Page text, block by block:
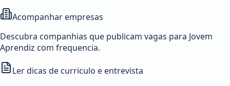
Acompanhar empresas
Descubra companhias que publicam vagas para Jovem
Aprendiz com frequencia.
Ler dicas de curriculo e entrevista